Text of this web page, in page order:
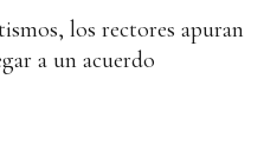
los rectores apuran
a un acuerdo